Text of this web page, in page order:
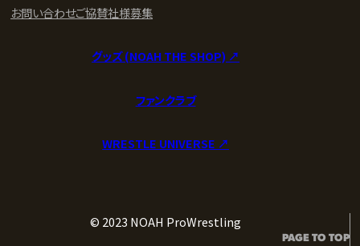
お問い合わせご協賛社様募集
グッズ (NOAH THE SHOP) ↗︎
ファンクラブ
WRESTLE UNIVERSE ↗︎
© 2023 NOAH ProWrestling
PAGE TO TOP